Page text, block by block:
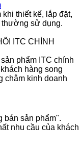
thiết kế, lắp đặt,
thường sử dụng.
ITC CHÍNH
phẩm ITC chính
hàng song
châm kinh doanh
bán sản phẩm".
nhu cầu của khách